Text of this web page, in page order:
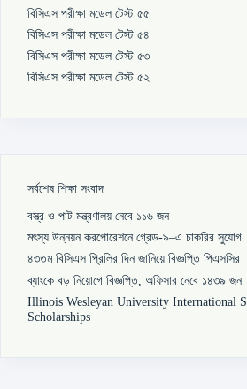
বিসিএস পরীক্ষা মডেল টেস্ট ৫৫
বিসিএস পরীক্ষা মডেল টেস্ট ৫৪
বিসিএস পরীক্ষা মডেল টেস্ট ৫৩
বিসিএস পরীক্ষা মডেল টেস্ট ৫২
সর্বশেষ শিক্ষা সংবাদ
বস্ত্র ও পাট মন্ত্রণালয় নেবে ১১৬ জন
মৎস্য উন্নয়ন করপোরেশনে গ্রেড-৯–এ চাকরির সুযোগ
৪৩তম বিসিএস প্রিলির দিন জানিয়ে বিজ্ঞপ্তি পিএসসির
ব্যাংকে বড় নিয়োগে বিজ্ঞপ্তি, অফিসার নেবে ১৪৩৯ জন
Illinois Wesleyan University International
Scholarships